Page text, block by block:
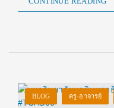
BLOG ครู-อาจารย์